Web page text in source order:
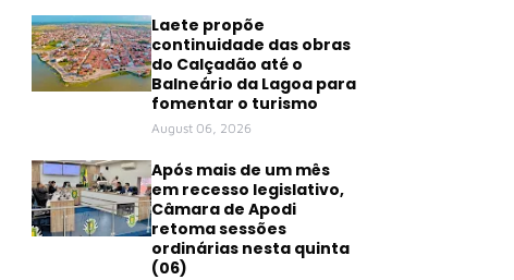
Laete propõe
continuidade das obras
do Calçadão até o
Balneário da Lagoa para
fomentar o turismo
August 06, 2026
Após mais de um mês
em recesso legislativo,
Câmara de Apodi
retoma sessões
ordinárias nesta quinta
(06)